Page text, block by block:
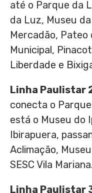
até o Parque da
da Luz, Museu
Mercadão, Pateo
Municipal,
Liberdade e
Linha Paulistar
conecta o
está o Museu do
Ibirapuera,
Aclimação,
SESC Vila Mariana.
Linha Paulistar